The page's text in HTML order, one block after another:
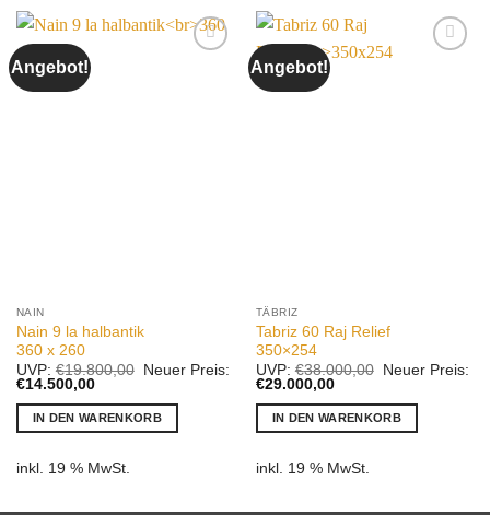
Angebot!
NAIN
Nain 9 la halbantik
360 x 260
UVP: €19.800,00
Ursprünglicher
€19.800,00
Neuer Preis:
€14.500,00Aktueller
ist:
€14.500,00.
IN DEN WARENKORB
inkl. 19 % MwSt.
Angebot!
TÄBRIZ
Tabriz 60 Raj Relief
350×254
UVP: €38.000,00
Ursprünglicher
€38.000,00
Neuer Preis:
€29.000,00Aktueller
ist:
€29.000,00.
IN DEN WARENKORB
inkl. 19 % MwSt.